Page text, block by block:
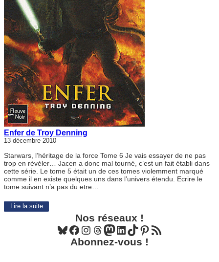
Enfer de Troy Denning
13 décembre 2010
Starwars, l’héritage de la force Tome 6 Je vais essayer de ne pas
trop en révéler… Jacen a donc mal tourné, c’est un fait établi dans
cette série. Le tome 5 était un de ces tomes violemment marqué
comme il en existe quelques uns dans l’univers étendu. Ecrire le
tome suivant n’a pas du etre…
Lire la suite
Nos réseaux !
Bluesky Facebook Instagram Threads Mastodon LinkedIn TikTok Pinterest Flux RSS
Abonnez-vous !